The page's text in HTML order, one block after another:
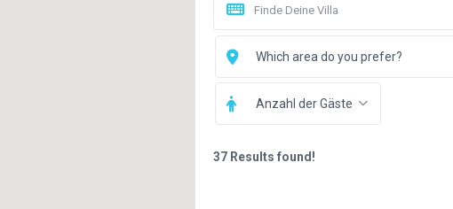
Which area do you prefer?
Anzahl der Gäste
37 Results found!